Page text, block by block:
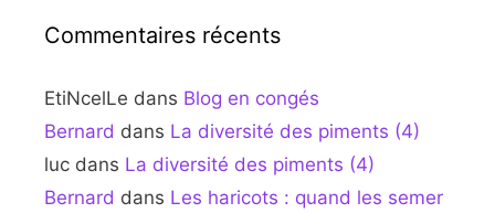
Commentaires récents
EtiNcelLe dans Blog en congés
Bernard dans La diversité des piments (4)
luc dans La diversité des piments (4)
Bernard dans Les haricots : quand les semer